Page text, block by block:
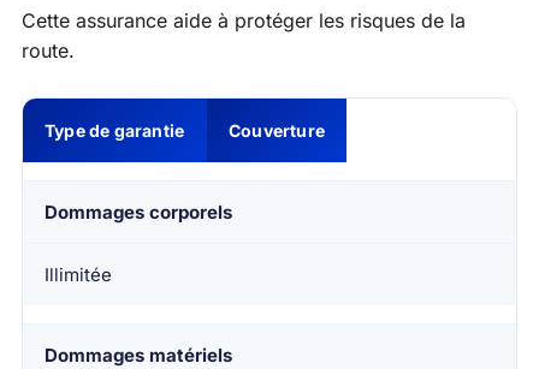
Cette assurance aide à protéger les risques de la
route.
Type de garantie Couverture
Dommages corporels
Illimitée
Dommages matériels